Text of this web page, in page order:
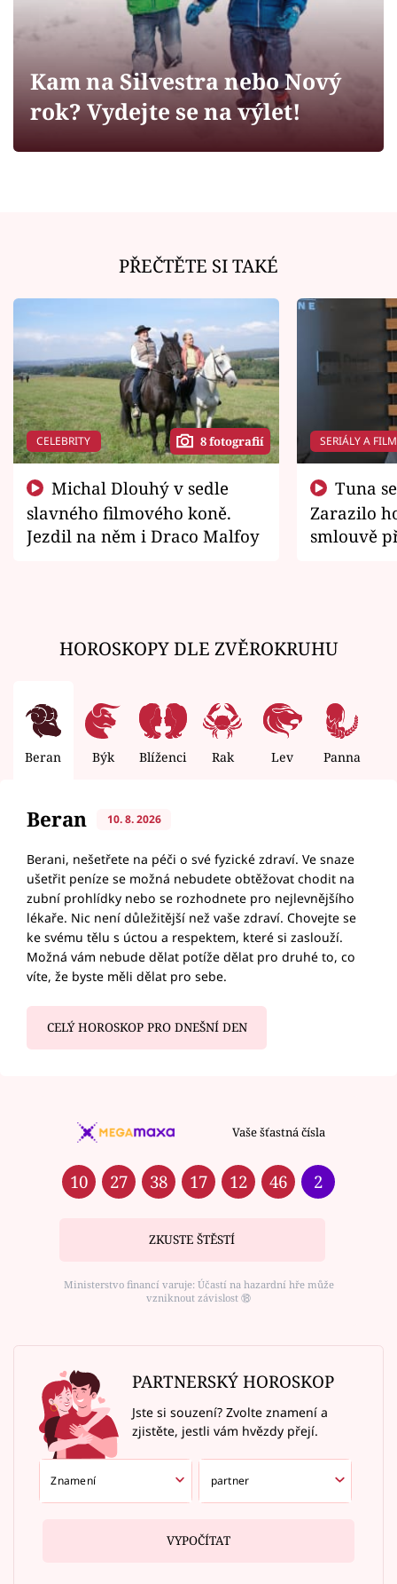
Sledujte prima+
Filmový festival Karlovy Vary
Sledujte nás
Kam na Silvestra nebo Nový
rok? Vydejte se na výlet!
PŘEČTĚTE SI TAKÉ
CELEBRITY 8 fotografií
slavného filmového koně.
Jezdil na něm i Draco Malfoy
SERIÁLY A
Zarazilo
smlouvě
HOROSKOPY DLE ZVĚROKRUHU
Beran Býk Blíženci Rak Lev Panna
Beran 10. 8. 2026
Berani, nešetřete na péči o své fyzické zdraví. Ve snaze
ušetřit peníze se možná nebudete obtěžovat chodit na
zubní prohlídky nebo se rozhodnete pro nejlevnějšího
lékaře. Nic není důležitější než vaše zdraví. Chovejte se
ke svému tělu s úctou a respektem, které si zaslouží.
Možná vám nebude dělat potíže dělat pro druhé to, co
víte, že byste měli dělat pro sebe.
CELÝ HOROSKOP PRO DNEŠNÍ DEN
Vaše šťastná čísla
10 27 38 17 12 46 2
ZKUSTE ŠTĚSTÍ
Ministerstvo financí varuje: Účastí na hazardní hře může
vzniknout závislost ⑱
PARTNERSKÝ HOROSKOP
Jste si souzení? Zvolte znamení a
zjistěte, jestli vám hvězdy přejí.
VYPOČÍTAT